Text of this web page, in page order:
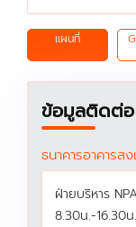
แผนที่
ข้อมูลติดต่อ
ธนาคารอาคารสง
ฝ่ายบริหาร
8.30น.-16.30